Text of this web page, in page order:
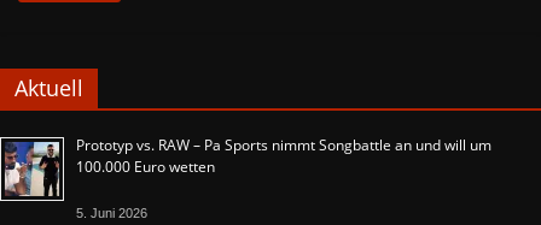
Aktuell
Prototyp vs. RAW – Pa Sports nimmt Songbattle an und will um
100.000 Euro wetten
5. Juni 2026